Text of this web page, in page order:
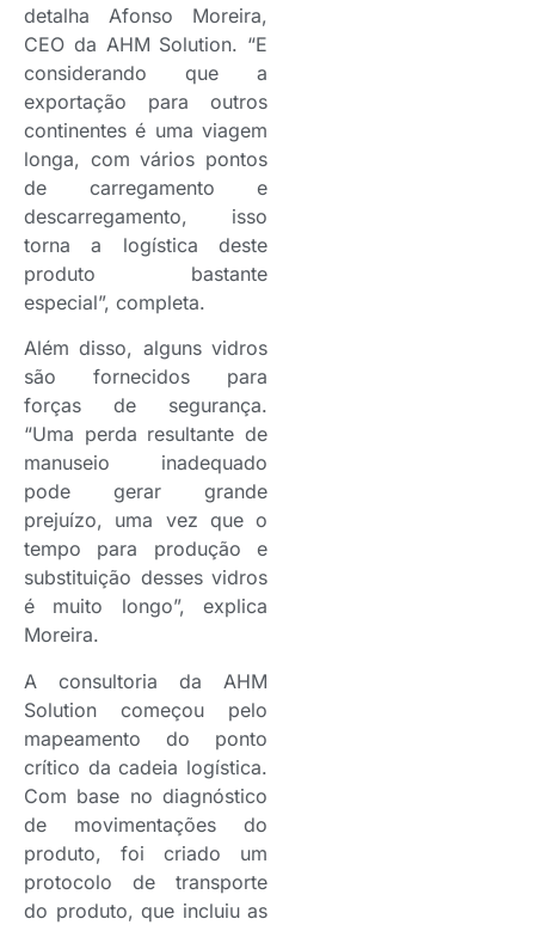
detalha Afonso Moreira,
CEO da AHM Solution. “E
considerando que a
exportação para outros
continentes é uma viagem
longa, com vários pontos
de carregamento e
descarregamento, isso
torna a logística deste
produto bastante
especial”, completa.
Além disso, alguns vidros
são fornecidos para
forças de segurança.
“Uma perda resultante de
manuseio inadequado
pode gerar grande
prejuízo, uma vez que o
tempo para produção e
substituição desses vidros
é muito longo”, explica
Moreira.
A consultoria da AHM
Solution começou pelo
mapeamento do ponto
crítico da cadeia logística.
Com base no diagnóstico
de movimentações do
produto, foi criado um
protocolo de transporte
do produto, que incluiu as